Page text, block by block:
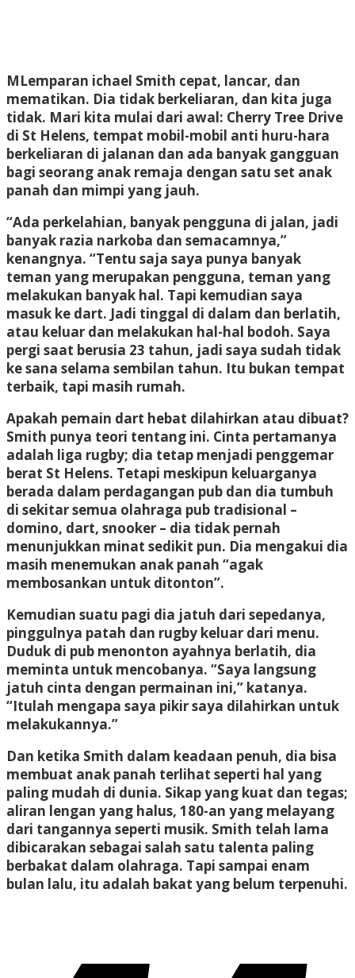
MLemparan ichael Smith cepat, lancar, dan
mematikan. Dia tidak berkeliaran, dan kita juga
tidak. Mari kita mulai dari awal: Cherry Tree Drive
di St Helens, tempat mobil-mobil anti huru-hara
berkeliaran di jalanan dan ada banyak gangguan
bagi seorang anak remaja dengan satu set anak
panah dan mimpi yang jauh.
“Ada perkelahian, banyak pengguna di jalan, jadi
banyak razia narkoba dan semacamnya,”
kenangnya. “Tentu saja saya punya banyak
teman yang merupakan pengguna, teman yang
melakukan banyak hal. Tapi kemudian saya
masuk ke dart. Jadi tinggal di dalam dan berlatih,
atau keluar dan melakukan hal-hal bodoh. Saya
pergi saat berusia 23 tahun, jadi saya sudah tidak
ke sana selama sembilan tahun. Itu bukan tempat
terbaik, tapi masih rumah.
Apakah pemain dart hebat dilahirkan atau dibuat?
Smith punya teori tentang ini. Cinta pertamanya
adalah liga rugby; dia tetap menjadi penggemar
berat St Helens. Tetapi meskipun keluarganya
berada dalam perdagangan pub dan dia tumbuh
di sekitar semua olahraga pub tradisional –
domino, dart, snooker – dia tidak pernah
menunjukkan minat sedikit pun. Dia mengakui dia
masih menemukan anak panah “agak
membosankan untuk ditonton”.
Kemudian suatu pagi dia jatuh dari sepedanya,
pinggulnya patah dan rugby keluar dari menu.
Duduk di pub menonton ayahnya berlatih, dia
meminta untuk mencobanya. “Saya langsung
jatuh cinta dengan permainan ini,” katanya.
“Itulah mengapa saya pikir saya dilahirkan untuk
melakukannya.”
Dan ketika Smith dalam keadaan penuh, dia bisa
membuat anak panah terlihat seperti hal yang
paling mudah di dunia. Sikap yang kuat dan tegas;
aliran lengan yang halus, 180-an yang melayang
dari tangannya seperti musik. Smith telah lama
dibicarakan sebagai salah satu talenta paling
berbakat dalam olahraga. Tapi sampai enam
bulan lalu, itu adalah bakat yang belum terpenuhi.